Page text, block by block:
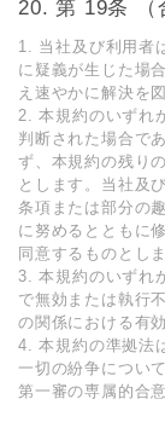
第 19条 （
1. 当社及び利⽤者
に疑義が⽣じた場
え速やかに解決を
2. 本規約のいずれ
判断された場合で
ず、本規約の残り
とします。当社及
条項または部分の
に努めるとともに
同意するものとしま
3. 本規約のいずれ
で無効または執⾏
の関係における有
4. 本規約の準拠法
⼀切の紛争につい
第⼀審の専属的合